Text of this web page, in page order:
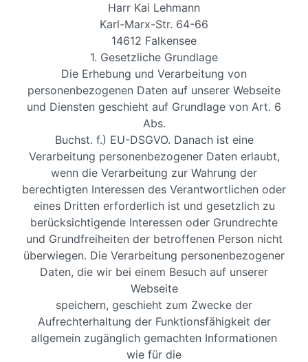
Harr Kai Lehmann
Karl-Marx-Str. 64-66
14612 Falkensee
1. Gesetzliche Grundlage
Die Erhebung und Verarbeitung von
personenbezogenen Daten auf unserer Webseite
und Diensten geschieht auf Grundlage von Art. 6
Abs.
Buchst. f.) EU-DSGVO. Danach ist eine
Verarbeitung personenbezogener Daten erlaubt,
wenn die Verarbeitung zur Wahrung der
berechtigten Interessen des Verantwortlichen oder
eines Dritten erforderlich ist und gesetzlich zu
berücksichtigende Interessen oder Grundrechte
und Grundfreiheiten der betroffenen Person nicht
überwiegen. Die Verarbeitung personenbezogener
Daten, die wir bei einem Besuch auf unserer
Webseite
speichern, geschieht zum Zwecke der
Aufrechterhaltung der Funktionsfähigkeit der
allgemein zugänglich gemachten Informationen
wie für die